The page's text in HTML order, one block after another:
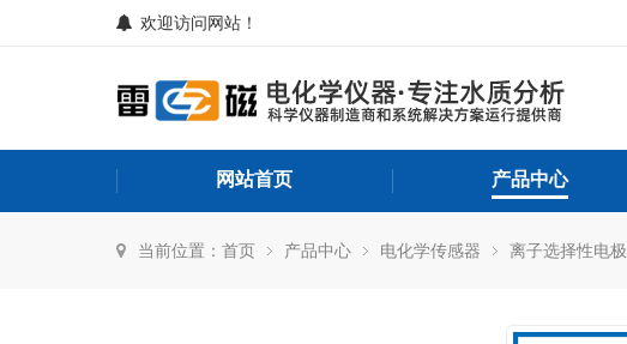
欢迎访问网站！
网站首页 产品中心
当前位置： 首页 产品中心 电化学传感器 离子选择性电极